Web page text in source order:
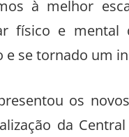
à melhor
físico e
se tornado um
os
da